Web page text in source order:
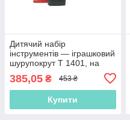
Дитячий набір
інструментів — іграшковий
шурупокрут T 1401, на
385,05 ₴ 453 ₴
Купити